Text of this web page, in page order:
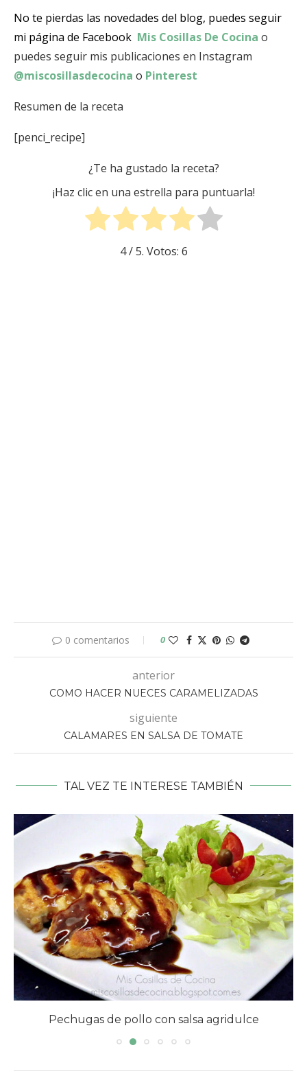
No te pierdas las novedades del blog, puedes seguir
mi página de Facebook Mis Cosillas De Cocina o
puedes seguir mis publicaciones en Instagram
@miscosillasdecocina o Pinterest
Resumen de la receta
[penci_recipe]
¿Te ha gustado la receta?
¡Haz clic en una estrella para puntuarla!
4/ 5. Votos: 6
0 comentarios 0
anterior
COMO HACER NUECES CARAMELIZADAS
siguiente
CALAMARES EN SALSA DE TOMATE
TAL VEZ TE INTERESE TAMBIÉN
Pechugas de pollo con salsa agridulce